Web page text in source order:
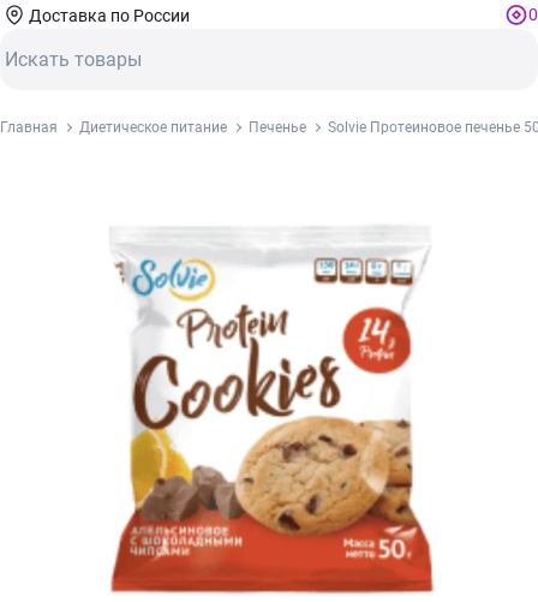
Доставка по России 0
Главная Диетическое питание Печенье Solvie Протеиновое печенье